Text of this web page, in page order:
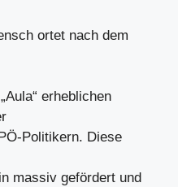
ortet nach dem
erheblichen
Politikern. Diese
massiv gefördert und